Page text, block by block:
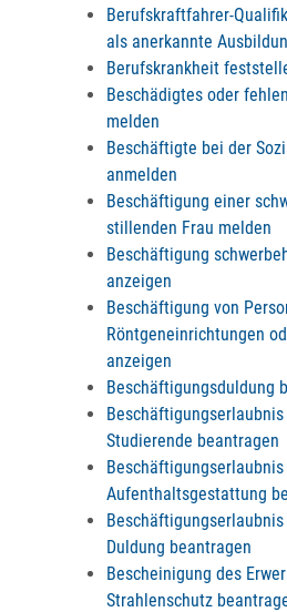
Berufskraftfahrer-
als anerkannte
Berufskrankheit
Beschädigtes oder
melden
Beschäftigte bei der
anmelden
Beschäftigung einer
stillenden Frau melden
Beschäftigung
anzeigen
Beschäftigung von
Röntgeneinrichtungen
anzeigen
Beschäftigungsduldung
Studierende beantragen
Aufenthaltsgestattung
Duldung beantragen
Bescheinigung des
Strahlenschutz